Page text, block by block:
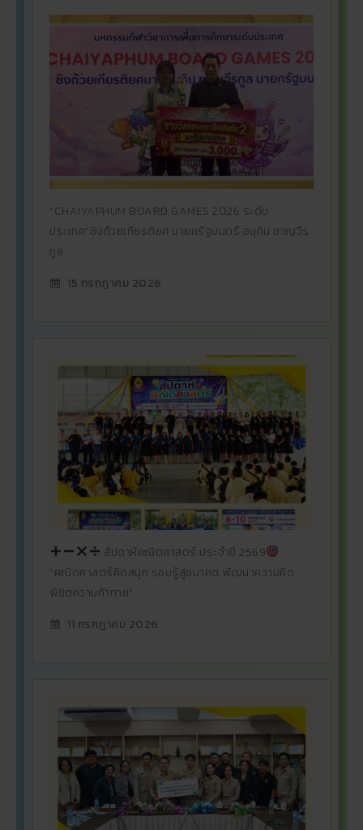
“CHAIYAPHUM BOARD GAMES 2026 ระดับ
ประเทศ”ชิงถ้วยเกียรติยศ นายกรัฐมนตรี อนุทิน ชาญวีร
กูล
15 กรกฎาคม 2026
สัปดาห์คณิตศาสตร์ ประจำปี 2569
“คณิตศาสตร์คิดสนุก รอบรู้สู่อนาคต พัฒนาความคิด
พิชิตความท้าทาย”
11 กรกฎาคม 2026